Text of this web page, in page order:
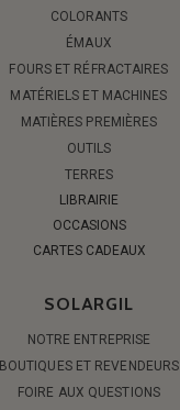
COLORANTS
ÉMAUX
FOURS ET RÉFRACTAIRES
MATÉRIELS ET MACHINES
MATIÈRES PREMIÈRES
OUTILS
TERRES
LIBRAIRIE
OCCASIONS
CARTES CADEAUX
SOLARGIL
NOTRE ENTREPRISE
BOUTIQUES ET REVENDEURS
FOIRE AUX QUESTIONS